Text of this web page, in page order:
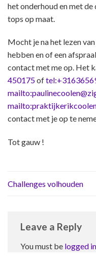
het onderhoud en met
tops op maat.
Mocht je na het lezen
hebben en of een
contact met me op. Het
450175of
contact met je op te
Tot gauw !
Challenges volhouden
Leave a Reply
You must be logged in